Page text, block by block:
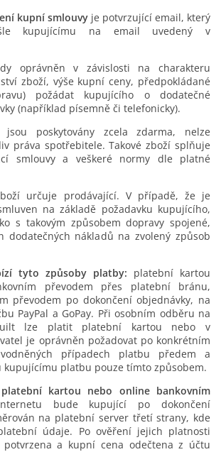
kupní smlouvy je potvrzující email, který
kupujícímu na email uvedený v
oprávněn v závislosti na charakteru
zboží, výše kupní ceny, předpokládané
požádat kupujícího o dodatečné
(například písemně či telefonicky).
poskytovány zcela zdarma, nelze
práva spotřebitele. Takové zboží splňuje
smlouvy a veškeré normy dle platné
určuje prodávající. V případě, že je
na základě požadavku kupujícího,
s takovým způsobem dopravy spojené,
dodatečných nákladů na zvolený způsob
tyto způsoby platby: platební kartou
převodem přes platební bránu,
převodem po dokončení objednávky, na
PayPal a GoPay. Při osobním odběru na
lze platit platební kartou nebo v
je oprávněn požadovat po konkrétním
případech platbu předem a
kupujícímu platbu pouze tímto způsobem.
platební kartou nebo online bankovním
bude kupující po dokončení
na platební server třetí strany, kde
údaje. Po ověření jejich platnosti
potvrzena a kupní cena odečtena z účtu